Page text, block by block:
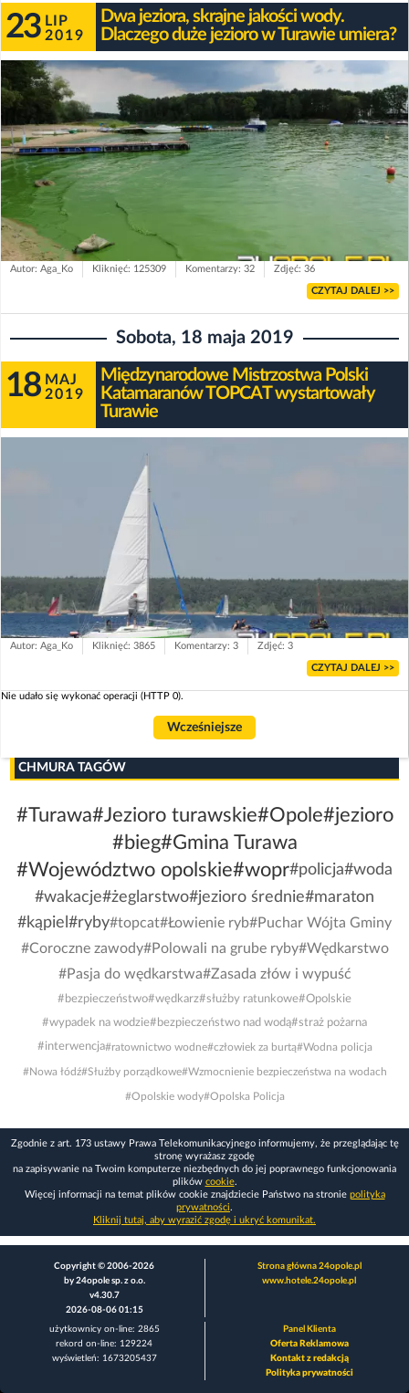
23 LIP
2019
Dwa jeziora, skrajne jakości wody.
Dlaczego duże jezioro w Turawie umiera?
Autor: Aga_Ko Kliknięć: 125309 Komentarzy: 32 Zdjęć: 36
CZYTAJ DALEJ >>
Sobota, 18 maja 2019
18 MAJ
2019
Międzynarodowe Mistrzostwa Polski
Katamaranów TOPCAT wystartowały
Turawie
Autor: Aga_Ko Kliknięć: 3865 Komentarzy: 3 Zdjęć: 3
CZYTAJ DALEJ >>
Nie udało się wykonać operacji (HTTP 0).
Wcześniejsze
CHMURA TAGÓW
#Turawa#Jezioro turawskie#Opole#jezioro
#bieg#Gmina Turawa
#Województwo opolskie#wopr#policja#woda
#wakacje#żeglarstwo#jezioro średnie#maraton
#kąpiel #ryby#topcat#Łowienie ryb#Puchar Wójta Gminy
#Coroczne zawody#Polowali na grube ryby#Wędkarstwo
#Pasja do wędkarstwa#Zasada złów i wypuść
#bezpieczeństwo#wędkarz#służby ratunkowe#Opolskie
#wypadek na wodzie#bezpieczeństwo nad wodą#straż pożarna
#interwencja#ratownictwo wodne#człowiek za burtą#Wodna policja
#Nowa łódź#Służby porządkowe#Wzmocnienie bezpieczeństwa na wodach
#Opolskie wody#Opolska Policja
Zgodnie z art. 173 ustawy Prawa Telekomunikacyjnego informujemy, że przeglądając tę
stronę wyrażasz zgodę
na zapisywanie na Twoim komputerze niezbędnych do jej poprawnego funkcjonowania
plików cookie.
Więcej informacji na temat plików cookie znajdziecie Państwo na stronie polityka
prywatności.
Kliknij tutaj, aby wyrazić zgodę i ukryć komunikat.
Copyright © 2006-2026
by 24opole sp. z o.o.
v4.30.7
2026-08-06 01:15
Strona główna 24opole.pl
www.hotele.24opole.pl
użytkownicy on-line: 2865
rekord on-line: 129224
wyświetleń: 1673205437
Panel Klienta
Oferta Reklamowa
Kontakt z redakcją
Polityka prywatności